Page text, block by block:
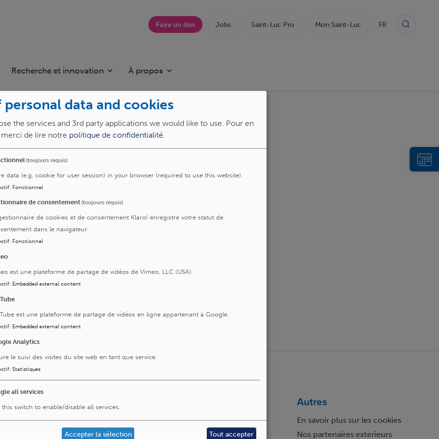
TopFaire un don Jobs Saint-Luc Pro Mon Saint-Luc FR
Recherche et innovation À propos
Visitez aussi
La Fondation Saint-Luc
L'Institut Roi Albert II
Autres
En savoir plus sur les cookies
Nos partenaires exterieurs
personal data and cookies
the services and 3rd party applications we would like to use. Pour en
merci de lire notre politique de confidentialité.
(toujours requis)
data (e.g. cookie for user session) in your browser (required to use this website).
: Fonctionnel
de consentement(toujours requis)
de cookies et de consentement Klaro! enregistre votre statut de
dans le navigateur.
: Fonctionnel
est une plateforme de partage de vidéos de Vimeo, LLC (USA).
: Embedded external content
est une plateforme de partage de vidéos en ligne appartenant à Google.
: Embedded external content
Analytics
le suivi des visites du site web en tant que service.
: Statistiques
all services
this switch to enable/disable all services.
Accepter la sélection Tout accepter